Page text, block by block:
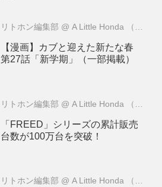
リトホン編集部 @ A Little Honda （ア・リトル・ホンダ）編集部
【漫画】カブと迎えた新たな春
第27話「新学期」（一部掲載）
リトホン編集部 @ A Little Honda （ア・リトル・ホンダ）編集部
「FREED」シリーズの累計販売
台数が100万台を突破！
リトホン編集部 @ A Little Honda （ア・リトル・ホンダ）編集部